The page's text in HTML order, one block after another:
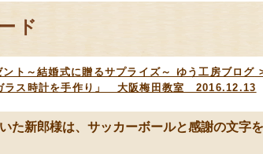
ド
ト～結婚式に贈るサプライズ～ ゆう工房ブログ
ラス時計を手作り」 大阪梅田教室 2016.12.13
いた新郎様は、サッカーボールと感謝の文